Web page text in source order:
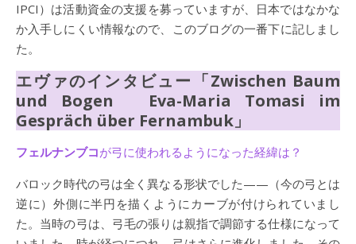
IPCI）は活動資金の支援を募っていますが、日本ではなかな
か入手しにくい情報なので、このブログの一番下に記しまし
た。
エヴァのインタビュー「Zwischen Baum
und Bogen Eva-Maria Tomasi im
Gespräch über Fernambuk」
フェルナンブコが弓に使われるようになった経緯は？
バロック時代の弓は全く異なる形状でした——（今の弓とは
逆に）外側に半円を描くようにカーブが付けられていまし
た。当時の弓は、弓毛の張りは親指で調節する仕様になって